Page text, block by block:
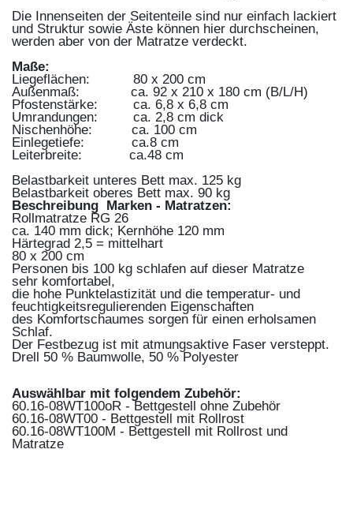
Die Innenseiten der Seitenteile sind nur einfach lackiert
und Struktur sowie Äste können hier durchscheinen,
werden aber von der Matratze verdeckt.
Maße:
Liegeflächen:
80 x 200 cm
Außenmaß: ca. 92 x 210 x 180 cm (B/L/H)
Pfostenstärke:
ca. 6,8 x 6,8 cm
Umrandungen: ca. 2,8 cm dick
Nischenhöhe:
ca. 100 cm
Einlegetiefe:
ca.8 cm
Leiterbreite:
ca.48 cm
Belastbarkeit unteres Bett max. 125 kg
Belastbarkeit oberes Bett max. 90 kg
Beschreibung Marken - Matratzen:
Rollmatratze RG 26
ca. 140 mm dick; Kernhöhe 120 mm
Härtegrad 2,5 = mittelhart
80 x 200 cm
Personen bis 100 kg schlafen auf dieser Matratze
sehr komfortabel,
die hohe Punktelastizität und die temperatur- und
feuchtigkeitsregulierenden Eigenschaften
des Komfortschaumes sorgen für einen erholsamen
Schlaf.
Der Festbezug ist mit atmungsaktive Faser versteppt.
Drell 50 % Baumwolle, 50 % Polyester
Auswählbar mit folgendem Zubehör:
60.16-08WT100oR - Bettgestell ohne Zubehör
60.16-08WT00 - Bettgestell mit Rollrost
60.16-08WT100M - Bettgestell mit Rollrost und
Matratze